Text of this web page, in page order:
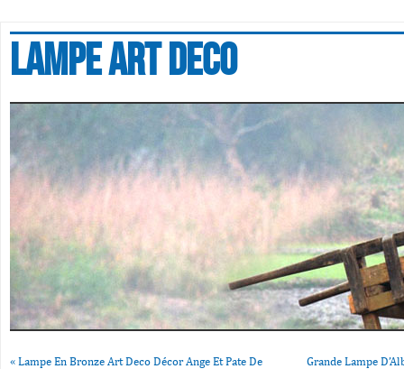
Lampe art deco
« Lampe En Bronze Art Deco Décor Ange Et Pate De
Grande Lampe